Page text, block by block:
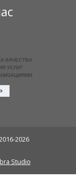
2026
Studio